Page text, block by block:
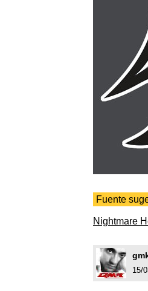
Fuente
Nightmare
15/